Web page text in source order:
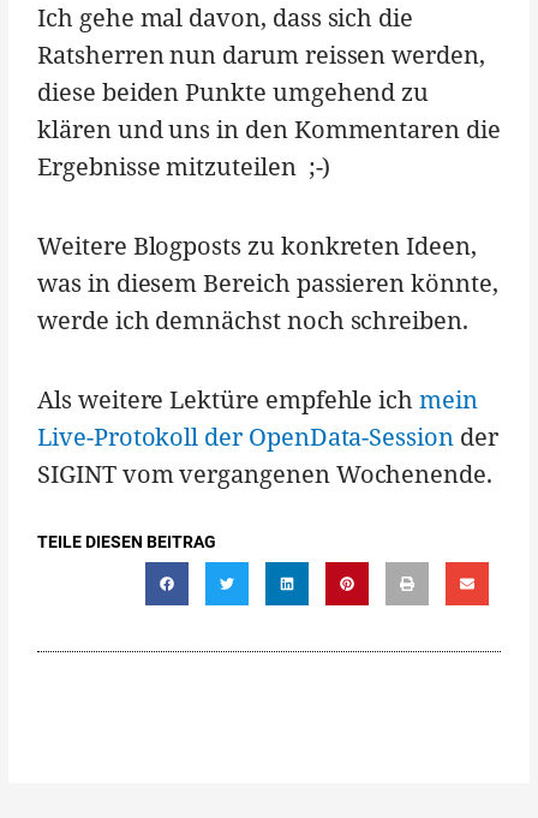
Ich gehe mal davon, dass sich die
Ratsherren nun darum reissen werden,
diese beiden Punkte umgehend zu
klären und uns in den Kommentaren die
Ergebnisse mitzuteilen ;-)
Weitere Blogposts zu konkreten Ideen,
was in diesem Bereich passieren könnte,
werde ich demnächst noch schreiben.
Als weitere Lektüre empfehle ichmein
Live-Protokoll der OpenData-Sessionder
SIGINT vom vergangenen Wochenende.
TEILE DIESEN BEITRAG